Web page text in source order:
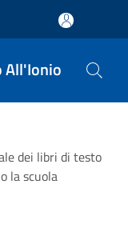
All'Ionio
dei libri di testo
la scuola